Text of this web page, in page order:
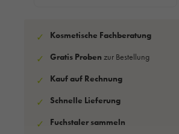
✓ Kosmetische Fachberatung
✓ Gratis Proben zur Bestellung
✓ Kauf auf Rechnung
✓ Schnelle Lieferung
✓ Fuchstaler sammeln